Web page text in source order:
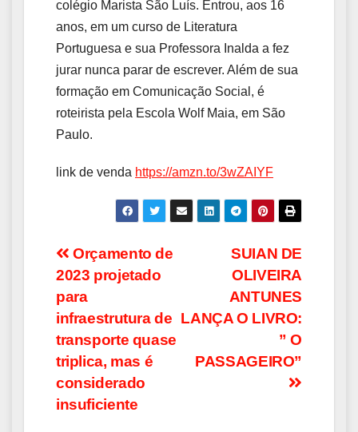
colégio Marista São Luís. Entrou, aos 16
anos, em um curso de Literatura
Portuguesa e sua Professora Inalda a fez
jurar nunca parar de escrever. Além de sua
formação em Comunicação Social, é
roteirista pela Escola Wolf Maia, em São
Paulo.
link de venda https://amzn.to/3wZAIYF
Navegação
de
Post
SUIAN DE
OLIVEIRA
ANTUNES
LANÇA O LIVRO:
” O
PASSAGEIRO”
Orçamento de
2023 projetado
para
infraestrutura de
transporte quase
triplica, mas é
considerado
insuficiente